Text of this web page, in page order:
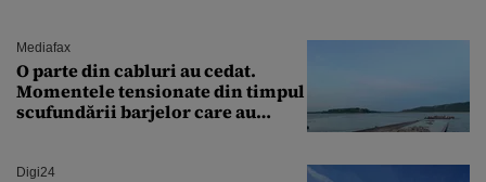
Mediafax
O parte din cabluri au cedat.
Momentele tensionate din timpul
scufundării barjelor care au
Digi24